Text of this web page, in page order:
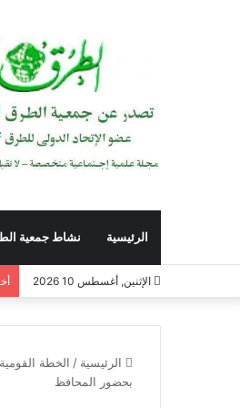
الرئيسية نشاط جمعية
الإثنين, أغسطس 10 2026
الرئيسية / الخطة القومية
بحضور المحافظ